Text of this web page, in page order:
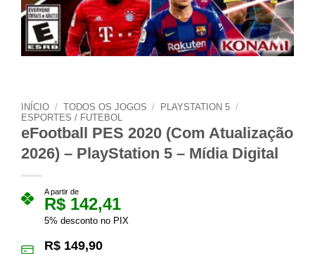
INÍCIO / TODOS OS JOGOS / PLAYSTATION 5 /
ESPORTES / FUTEBOL
eFootball PES 2020 (Com Atualização
2026) – PlayStation 5 – Mídia Digital
A partir de
R$ 142,41
5% desconto no PIX
R$ 149,90